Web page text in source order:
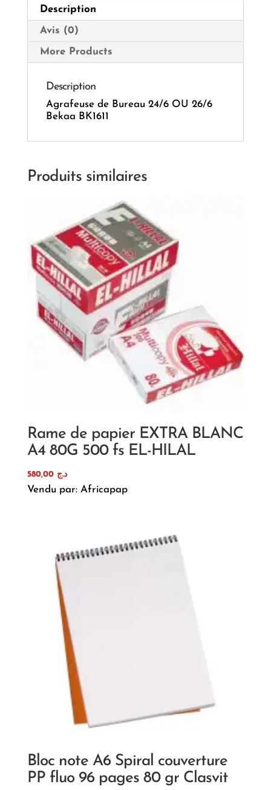
Description
Avis (0)
More Products
Description
Agrafeuse de Bureau 24/6 OU 26/6
Bekaa BK1611
Produits similaires
Rame de papier EXTRA BLANC
A4 80G 500 fs EL-HILAL
د.ج 580,00
Vendu par: Africapap
Bloc note A6 Spiral couverture
PP fluo 96 pages 80 gr Clasvit